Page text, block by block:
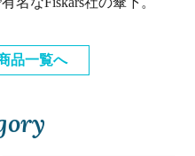
品一覧へ